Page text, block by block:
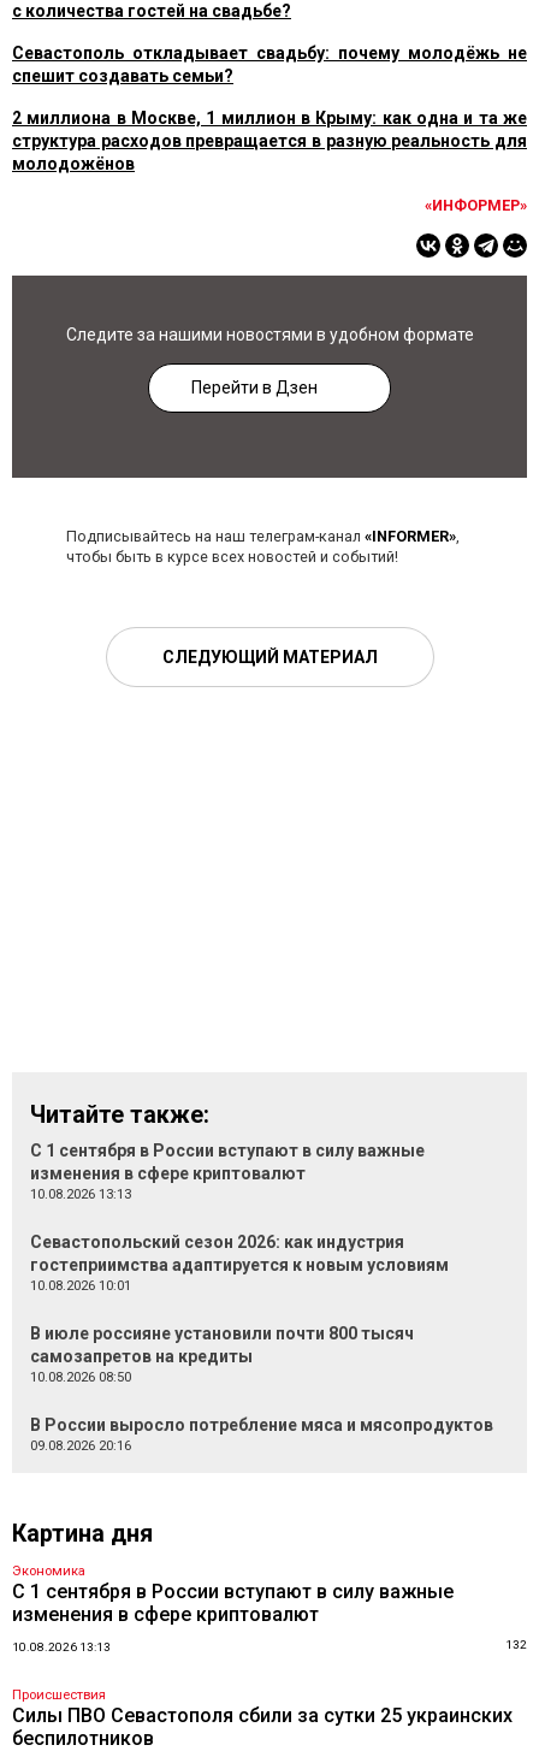
с количества гостей на свадьбе?
Севастополь откладывает свадьбу: почему молодёжь не
спешит создавать семьи?
2 миллиона в Москве, 1 миллион в Крыму: как одна и та же
структура расходов превращается в разную реальность для
молодожёнов
«ИНФОРМЕР»
Следите за нашими новостями в удобном формате
Перейти в Дзен
Подписывайтесь на наш телеграм-канал «INFORMER»,
чтобы быть в курсе всех новостей и событий!
СЛЕДУЮЩИЙ МАТЕРИАЛ
Читайте также:
С 1 сентября в России вступают в силу важные
изменения в сфере криптовалют
10.08.2026 13:13
Севастопольский сезон 2026: как индустрия
гостеприимства адаптируется к новым условиям
10.08.2026 10:01
В июле россияне установили почти 800 тысяч
самозапретов на кредиты
10.08.2026 08:50
В России выросло потребление мяса и мясопродуктов
09.08.2026 20:16
Картина дня
Экономика
С 1 сентября в России вступают в силу важные
изменения в сфере криптовалют
10.08.2026 13:13 132
Происшествия
Силы ПВО Севастополя сбили за сутки 25 украинских
беспилотников